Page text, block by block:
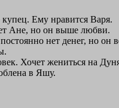
Ему нравится Варя.
Ане, но он выше любви.
нет денег, но он
Хочет жениться на
в Яшу.